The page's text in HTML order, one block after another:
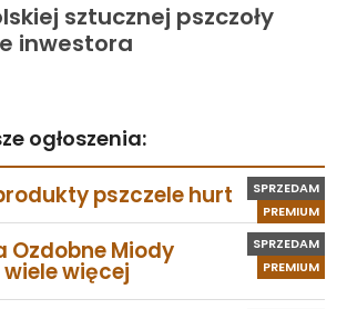
sztucznej pszczoły
inwestora
ogłoszenia:
PREMIUM
SPRZEDAM
pszczele hurt
PREMIUM
SPRZEDAM
Ozdobne Miody
więcej